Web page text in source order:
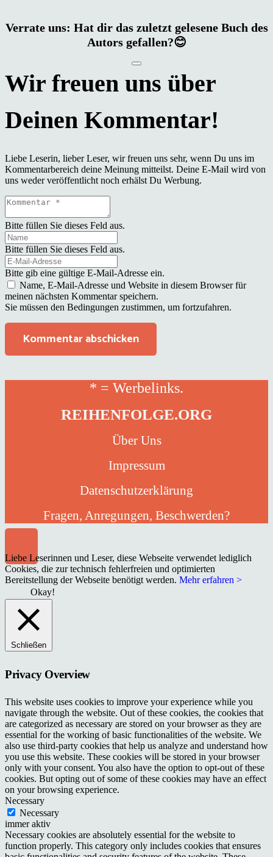
Verrate uns: Hat dir das zuletzt gelesene Buch des
Autors gefallen?😊
Liebe Leserin, lieber Leser, wir freuen uns sehr, wenn Du uns im
Kommentarbereich deine Meinung mitteilst. Deine E-Mail wird von
uns weder veröffentlicht noch erhälst Du Werbung.
Bitte füllen Sie dieses Feld aus.
Bitte füllen Sie dieses Feld aus.
Bitte gib eine gültige E-Mail-Adresse ein.
Name, E-Mail-Adresse und Website in diesem Browser für
meinen nächsten Kommentar speichern.
Sie müssen den Bedingungen zustimmen, um fortzufahren.
Kommentar abschicken
* = Werbelinks.
REIHENFOLGE.ORG
Über Uns
Impressum
Datenschutzerklärung
Fragen, Anregungen, Beschwerden?
Liebe Leserinnen und Leser, diese Webseite verwendet lediglich
Cookies, die zur technisch fehlerfreien und optimierten
Bereitstellung der Webseite benötigt werden. Mehr erfahren >
Okay!
Schließen
Privacy Overview
This website uses cookies to improve your experience while you
navigate through the website. Out of these cookies, the cookies that
are categorized as necessary are stored on your browser as they are
essential for the working of basic functionalities of the website. We
also use third-party cookies that help us analyze and understand how
you use this website. These cookies will be stored in your browser
only with your consent. You also have the option to opt-out of these
cookies. But opting out of some of these cookies may have an effect
on your browsing experience.
Necessary
Necessary
immer aktiv
Necessary cookies are absolutely essential for the website to
function properly. This category only includes cookies that ensures